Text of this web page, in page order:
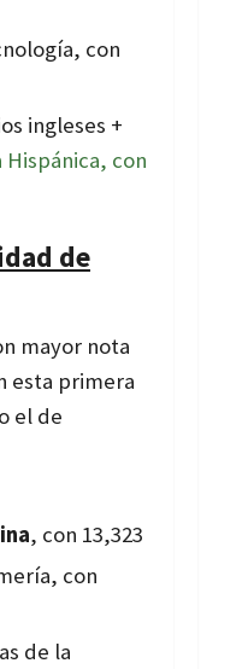
con
ingleses +
Hispánica, con
de
mayor nota
esta primera
el de
, con 13,323
con
de la